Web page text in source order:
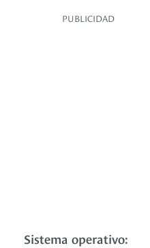
PUBLICIDAD
Sistema operativo: